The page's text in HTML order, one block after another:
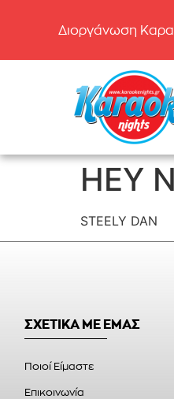
Διοργάνωση
HEY
STEELY DAN
ΣΧΕΤΙΚΑ ΜΕ ΕΜΑΣ
Ποιοί Είμαστε
Επικοινωνία